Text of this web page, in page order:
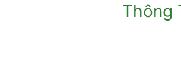
Thông